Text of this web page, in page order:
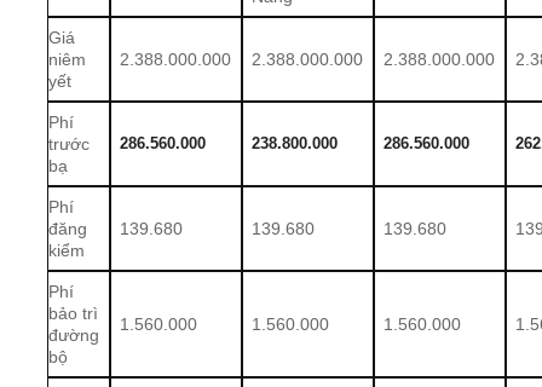
Giá
niêm
yết
2.388.000.000 2.388.000.000 2.388.000.000
Phí
trước
bạ
286.560.000 238.800.000 286.560.000
Phí
đăng
kiểm
139.680 139.680 139.680
Phí
bảo trì
đường
bộ
1.560.000 1.560.000 1.560.000